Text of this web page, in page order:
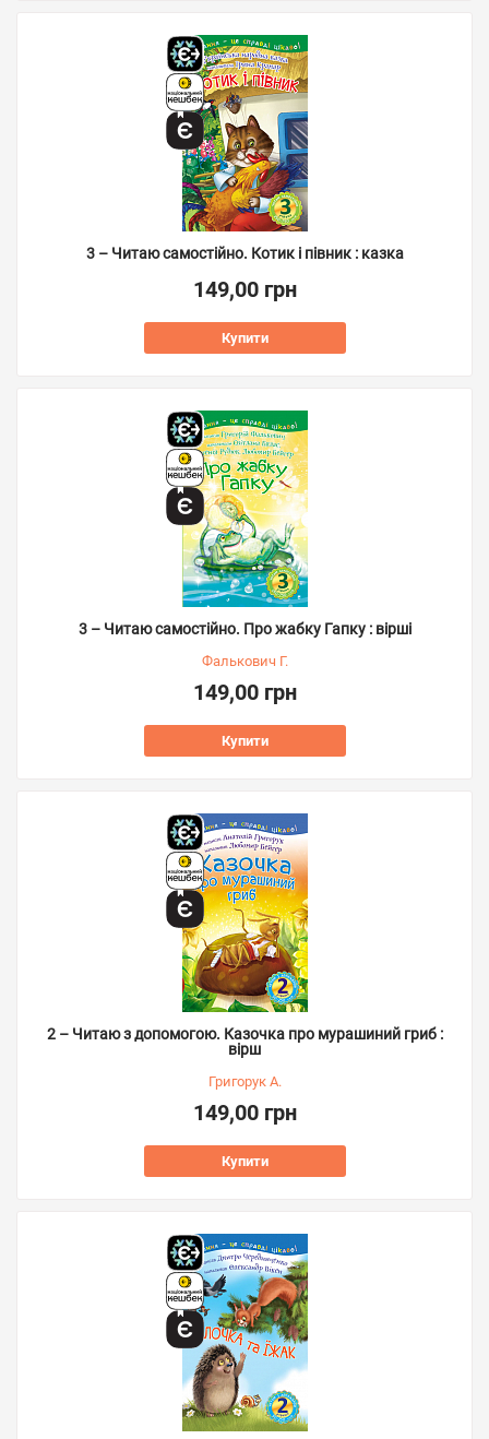
3 – Читаю самостійно. Котик і півник : казка
149,00 грн
Купити
3 – Читаю самостійно. Про жабку Гапку : вірші
Фалькович Г.
149,00 грн
Купити
2 – Читаю з допомогою. Казочка про мурашиний гриб :
вірш
Григорук А.
149,00 грн
Купити